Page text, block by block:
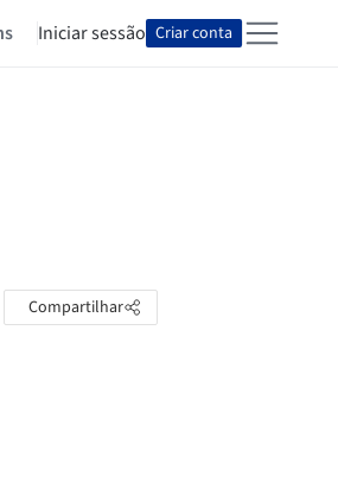
Iniciar sessão Criar conta
Compartilhar